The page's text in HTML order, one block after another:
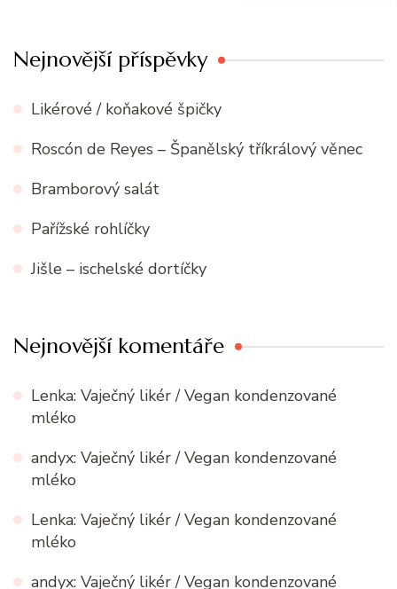
Nejnovější příspěvky
Likérové / koňakové špičky
Roscón de Reyes – Španělský tříkrálový věnec
Bramborový salát
Pařížské rohlíčky
Jišle – ischelské dortíčky
Nejnovější komentáře
Lenka: Vaječný likér / Vegan kondenzované
mléko
andyx: Vaječný likér / Vegan kondenzované
mléko
Lenka: Vaječný likér / Vegan kondenzované
mléko
andyx: Vaječný likér / Vegan kondenzované